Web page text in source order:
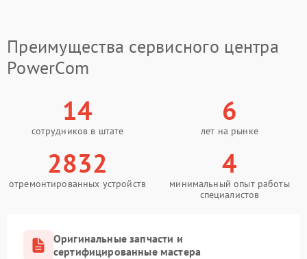
Преимущества сервисного центра
PowerCom
14
сотрудников в штате
6
лет на рынке
2832
отремонтированных устройств
4
минимальный опыт работы
специалистов
Оригинальные запчасти и
сертифицированные мастера